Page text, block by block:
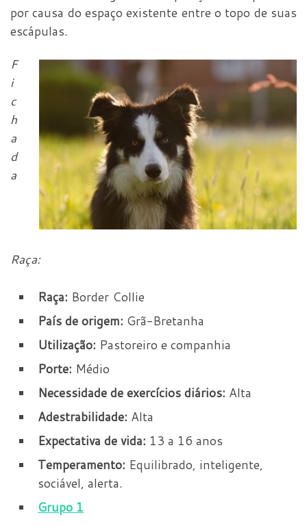
por causa do espaço existente entre o topo de suas
escápulas.
F
i
c
h
a
d
a
Raça:
Raça: Border Collie
País de origem: Grã-Bretanha
Utilização: Pastoreiro e companhia
Porte: Médio
Necessidade de exercícios diários: Alta
Adestrabilidade: Alta
Expectativa de vida: 13 a 16 anos
Temperamento: Equilibrado, inteligente,
sociável, alerta.
Grupo 1